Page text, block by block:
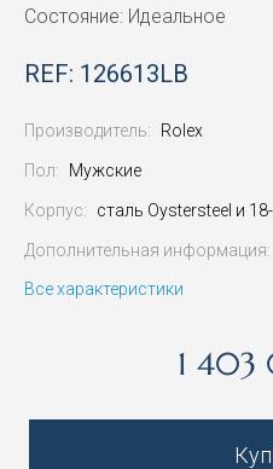
Состояние: Идеальное
REF: 126613LB
Производитель: Rolex
Пол: Мужские
Корпус: сталь Oystersteel и
Дополнительная информация:
Все характеристики
1